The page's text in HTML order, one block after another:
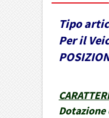
Tipo
Per il
Dotazione